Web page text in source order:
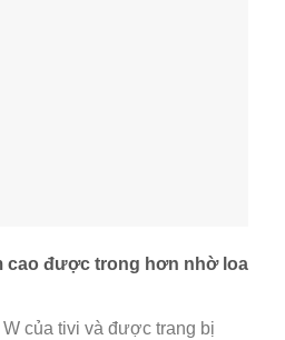
cao được trong hơn nhờ loa
của tivi và được trang bị